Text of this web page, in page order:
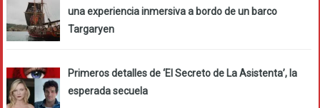
una experiencia inmersiva a bordo de un barco
Targaryen
Primeros detalles de ‘El Secreto de La Asistenta’, la
esperada secuela